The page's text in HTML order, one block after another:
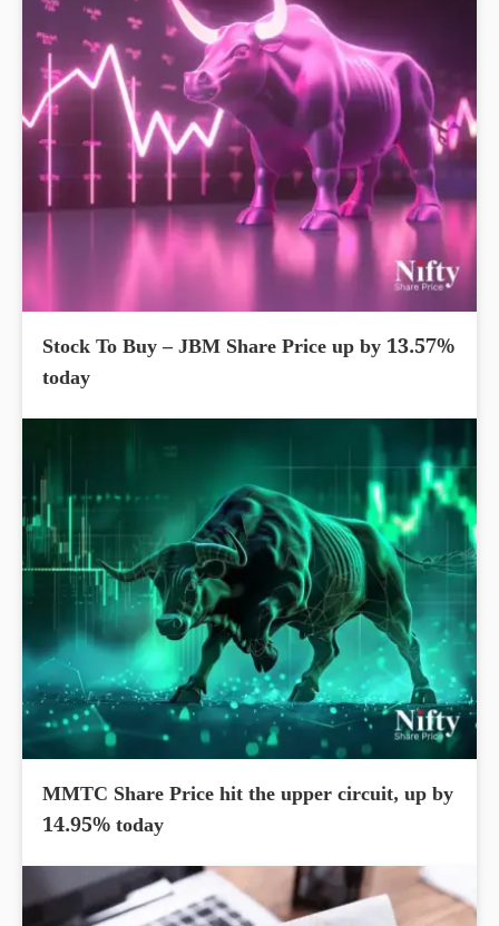
Stock To Buy – JBM Share Price up by 13.57%
today
MMTC Share Price hit the upper circuit, up by
14.95% today